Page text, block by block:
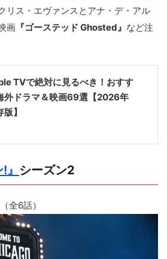
クリス・エヴァンスとアナ・デ・アル
画 『ゴーステッド Ghosted』 など注
TVで絶対に見るべき！おすす
外ドラマ＆映画69選【2026年
】
シーズン2
全6話）